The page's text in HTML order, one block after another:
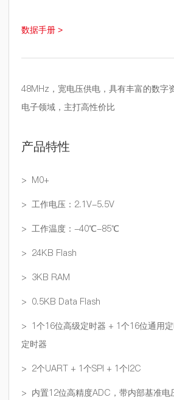
数据手册 >
48MHz，宽电压供电，具有丰富的数字
电子领域，主打高性价比
产品特性
> M0+
> 工作电压：2.1V-5.5V
> 工作温度：-40℃-85℃
> 24KB Flash
> 3KB RAM
> 0.5KB Data Flash
> 1个16位高级定时器 + 1个16位通用
定时器
> 2个UART + 1个SPI + 1个I2C
> 内置12位高精度ADC，带内部基准电